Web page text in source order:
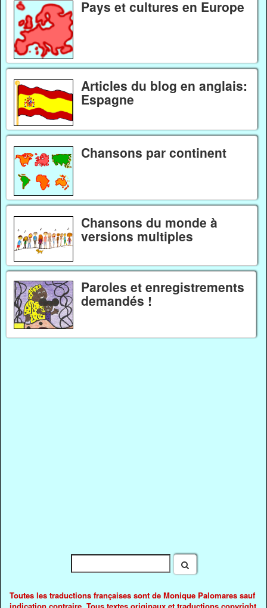
Pays et cultures en Europe
Articles du blog en anglais:
Espagne
Chansons par continent
Chansons du monde à
versions multiples
Paroles et enregistrements
demandés !
Toutes les traductions françaises sont de Monique Palomares sauf